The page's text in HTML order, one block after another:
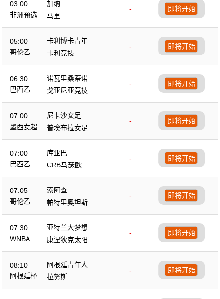
03:00
非洲预选
加纳
-
马里
即将开始
05:00
哥伦乙
卡利博卡青年
-
卡利竞技
即将开始
06:30
巴西乙
诺瓦里桑蒂诺
-
戈亚尼亚竞技
即将开始
07:00
墨西女超
尼卡沙女足
-
普埃布拉女足
即将开始
07:00
巴西乙
库亚巴
-
CRB马瑟欧
即将开始
07:05
哥伦乙
索阿查
-
帕特里奥坦斯
即将开始
07:30
WNBA
亚特兰大梦想
-
康涅狄克太阳
即将开始
08:10
阿根廷杯
阿根廷青年人
-
拉努斯
即将开始